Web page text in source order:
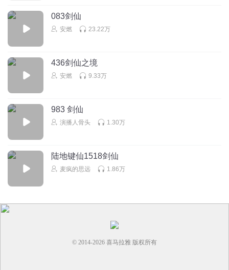
083剑仙
安燃 23.22万
436剑仙之境
安燃 9.33万
983 剑仙
演播人骨头 1.30万
陆地键仙1518剑仙
麦疯的思远 1.86万
© 2014-2026 喜马拉雅 版权所有